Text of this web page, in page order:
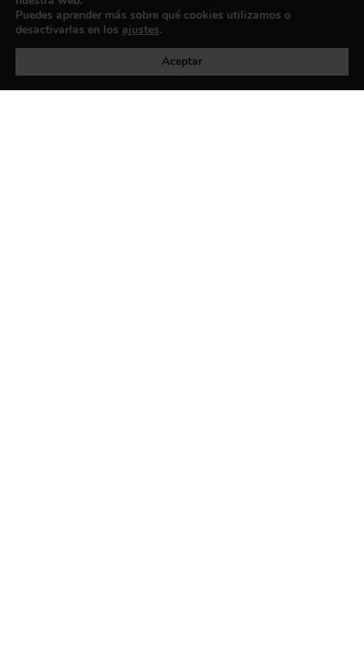
Política de privacidad
Puedes aprender más sobre qué cookies utilizamos o
desactivarlas en los ajustes.
Aceptar